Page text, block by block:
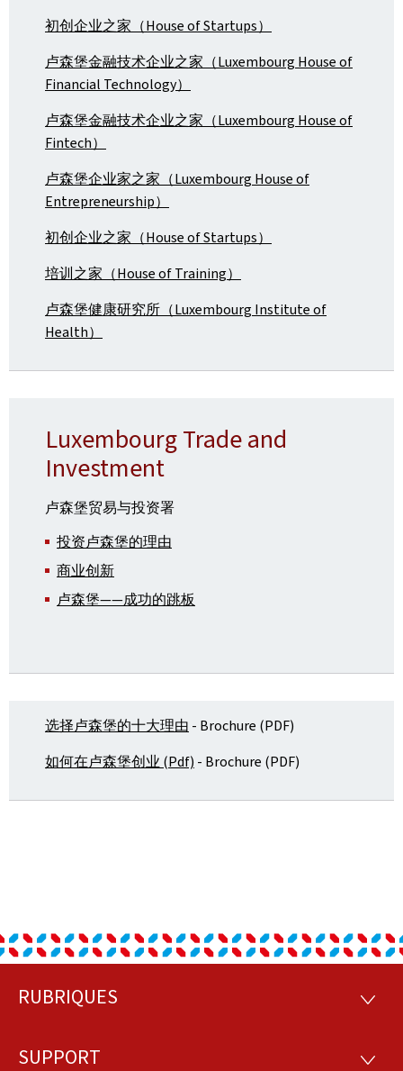
初创企业之家（House of Startups）
卢森堡金融技术企业之家（Luxembourg House of
Financial Technology）
卢森堡金融技术企业之家（Luxembourg House of
Fintech）
卢森堡企业家之家（Luxembourg House of
Entrepreneurship）
初创企业之家（House of Startups）
培训之家（House of Training）
卢森堡健康研究所（Luxembourg Institute of
Health）
Luxembourg Trade and
Investment
卢森堡贸易与投资署
投资卢森堡的理由
商业创新
卢森堡——成功的跳板
选择卢森堡的十大理由 - Brochure (PDF)
如何在卢森堡创业 (Pdf) - Brochure (PDF)
Footer
RUBRIQUES
SUPPORT